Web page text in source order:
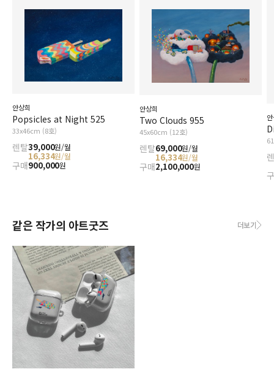
안상희
Popsicles at Night 525
33x46cm (8호)
렌탈39,000원/월
16,334원/월
구매900,000원
안상희
Two Clouds 955
45x60cm (12호)
렌탈69,000원/월
16,334원/월
구매2,100,000원
같은 작가의 아트굿즈 더보기